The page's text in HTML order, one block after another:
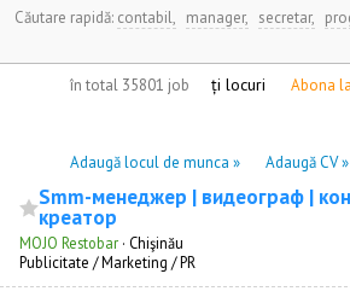
Căutare rapidă: contabil, manager, secretar,
în total 35801 job Abona
nu aveți locuri de munca
Adaugă locul de munca » Adaugă CV »
Smm-менеджер | видеограф |
креатор
MOJO Restobar · Chişinău
Publicitate / Marketing / PR